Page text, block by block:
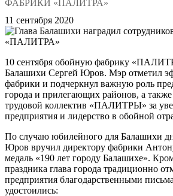
ФАБРИКИ «ПАЛИТРА»
11 сентября 2020
10 сентября обойную фабрику
Балашихи Сергей Юров. Мэр отметил
фабрики и подчеркнул важную роль
города и прилегающих районов, а также
трудовой коллектив «ПАЛИТРЫ» за
предприятия и лидерство в обойной
По случаю юбилейного для Балашихи
Юров вручил директору фабрики
медаль «190 лет городу Балашихе».
праздника глава города традиционно
предприятия благодарственными
удостоились: